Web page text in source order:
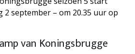
2 september – om 20.35 uur op
van Koningsbrugge